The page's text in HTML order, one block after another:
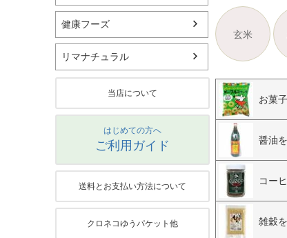
健康フーズ
リマナチュラル
当店について
はじめての方へ
ご利用ガイド
送料とお支払い方法について
クロネコゆうパケット他
玄米
お菓
醤油
コー
雑穀